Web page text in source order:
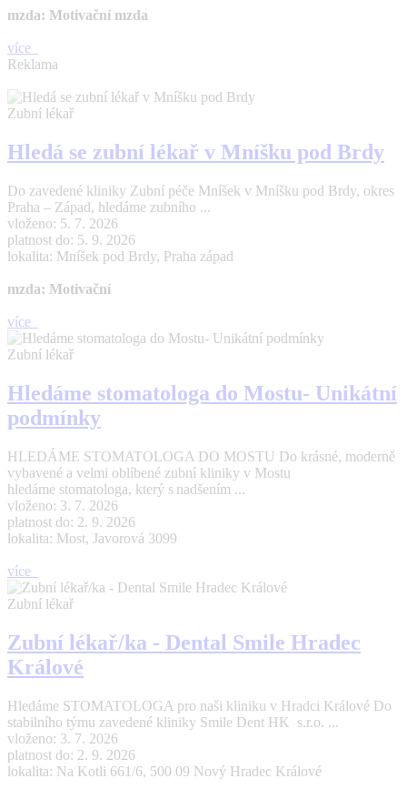
mzda: Motivační mzda
více
Reklama
Zubní lékař
Hledá se zubní lékař v Mníšku pod Brdy
Do zavedené kliniky Zubní péče Mníšek v Mníšku pod Brdy, okres
Praha – Západ, hledáme zubního ...
vloženo: 5. 7. 2026
platnost do: 5. 9. 2026
lokalita: Mníšek pod Brdy, Praha západ
mzda: Motivační
více
Zubní lékař
Hledáme stomatologa do Mostu- Unikátní
podmínky
HLEDÁME STOMATOLOGA DO MOSTU Do krásné, moderně
vybavené a velmi oblíbené zubní kliniky v Mostu
hledáme stomatologa, který s nadšením ...
vloženo: 3. 7. 2026
platnost do: 2. 9. 2026
lokalita: Most, Javorová 3099
více
Zubní lékař
Zubní lékař/ka - Dental Smile Hradec
Králové
Hledáme STOMATOLOGA pro naši kliniku v Hradci Králové Do
stabilního týmu zavedené kliniky Smile Dent HK s.r.o. ...
vloženo: 3. 7. 2026
platnost do: 2. 9. 2026
lokalita: Na Kotli 661/6, 500 09 Nový Hradec Králové